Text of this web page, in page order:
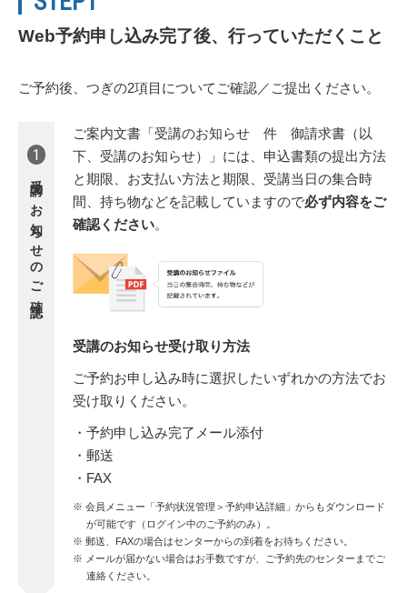
Web予約申し込み完了後、行っていただくこと
ご予約後、つぎの2項目についてご確認／ご提出ください。
1
受講のお知らせの
ご確認
ご案内文書「受講のお知らせ 件 御請求書（以
下、受講のお知らせ）」には、申込書類の提出方法
と期限、お支払い方法と期限、受講当日の集合時
間、持ち物などを記載していますので必ず内容をご
確認ください。
受講のお知らせ受け取り方法
ご予約お申し込み時に選択したいずれかの方法でお
受け取りください。
・予約申し込み完了メール添付
・郵送
・FAX
会員メニュー「予約状況管理＞予約申込詳細」からもダウンロード
が可能です（ログイン中のご予約のみ）。
郵送、FAXの場合はセンターからの到着をお待ちください。
メールが届かない場合はお手数ですが、ご予約先のセンターまでご
連絡ください。